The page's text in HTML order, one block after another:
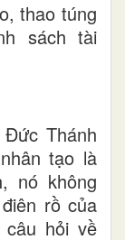
thao túng
sách tài
Thánh
tạo là
nó không
rồ của
hỏi về